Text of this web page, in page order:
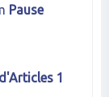
Pause
1